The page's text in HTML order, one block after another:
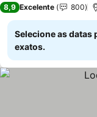
8,9 Excelente 800
Selecione as datas
exatos.